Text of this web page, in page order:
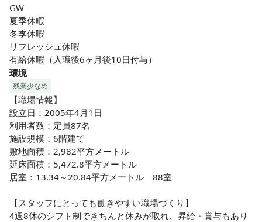
GW
夏季休暇
冬季休暇
リフレッシュ休暇
有給休暇（入職後6ヶ月後10日付与）
環境
残業少なめ
【職場情報】
設立日：2005年4月1日
利用者数：定員87名
施設規模：6階建て
敷地面積：2,982平方メートル
延床面積：5,472.8平方メートル
居室：13.34～20.84平方メートル　88室
【スタッフにとっても働きやすい職場づくり】
4週8休のシフト制できちんと休みが取れ、昇給・賞与もあり